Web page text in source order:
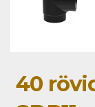
40